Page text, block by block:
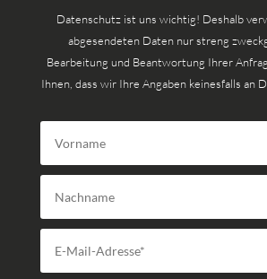
Datenschutz ist uns wichtig! Deshalb
abgesendeten Daten nur streng
Bearbeitung und Beantwortung Ihrer
Ihnen, dass wir Ihre Angaben keinesfalls an